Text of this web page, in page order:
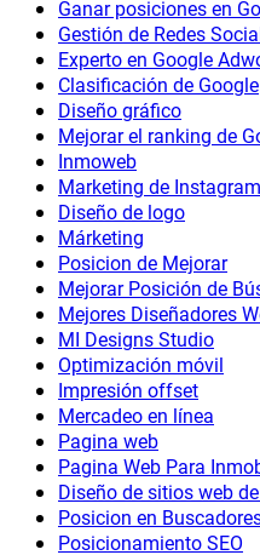
Ganar posiciones en
Gestión de Redes
Experto en Google
Clasificación de Google
Diseño gráfico
Mejorar el ranking de
Inmoweb
Marketing de Instagram
Diseño de logo
Márketing
Posicion de Mejorar
Mejorar Posición de
Mejores Diseñadores
MI Designs Studio
Optimización móvil
Impresión offset
Mercadeo en línea
Pagina web
Pagina Web Para
Diseño de sitios web
Posicion en
Posicionamiento SEO